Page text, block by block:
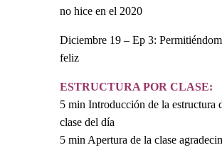
no hice en el 2020
Diciembre 19 – Ep 3:
feliz
ESTRUCTURA POR CLASE:
5 min Introducción de la estructura
clase del día
5 min Apertura de la clase